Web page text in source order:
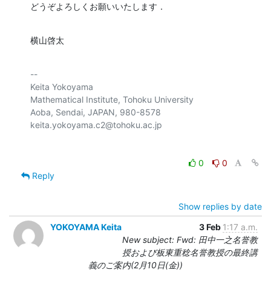
どうぞよろしくお願いいたします．
横山啓太
--
Keita Yokoyama
Mathematical Institute, Tohoku University
Aoba, Sendai, JAPAN, 980-8578
0
0
Reply
Show replies by date
YOKOYAMA Keita
3 Feb 1:17 a.m.
New subject: Fwd: 田中一之名誉教
授および板東重稔名誉教授の最終講
義のご案内(2月10日(金))